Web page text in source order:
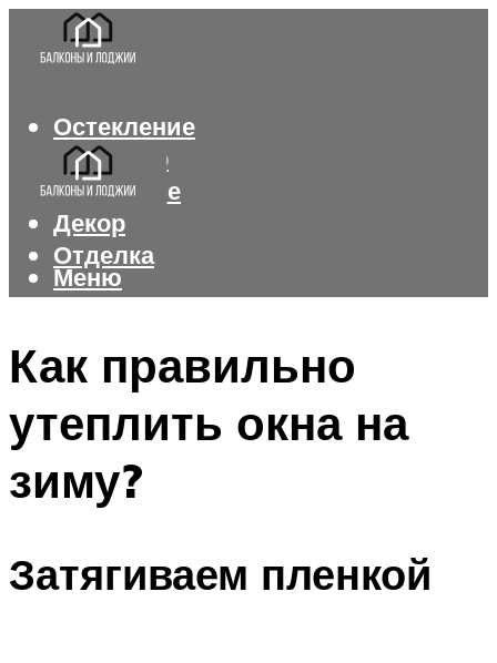
Остекление
Интерьер
Утепление
Декор
Отделка
Меню
Как правильно
утеплить окна на
зиму?
Затягиваем пленкой